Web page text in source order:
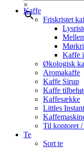
×
Kaffe
Friskristet
Kaffe i
Økologisk
Aromakaffe
Kaffe Sirup
Kaffe
Kaffesække
Littles Instant
Til kontoret /
Te
Sort te